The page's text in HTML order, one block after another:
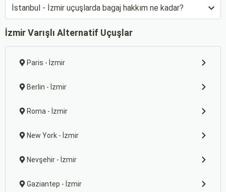
İstanbul - İzmir uçuşlarda bagaj hakkım ne kadar?
İzmir Varışlı Alternatif Uçuşlar
Paris - İzmir
Berlin - İzmir
Roma - İzmir
New York - İzmir
Nevşehir - İzmir
Gaziantep - İzmir